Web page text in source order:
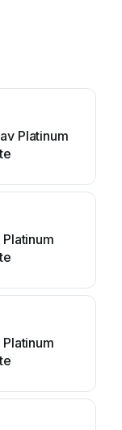
Platinum